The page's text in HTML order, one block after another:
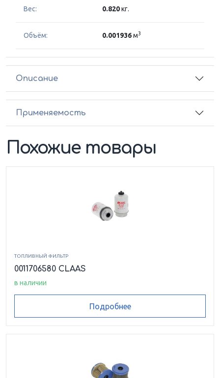
Вес: 0.820кг.
Объём: 0.001936м3
Описание
Применяемость
Похожие товары
ТОПЛИВНЫЙ ФИЛЬТР
0011706580 CLAAS
в наличии
Подробнее